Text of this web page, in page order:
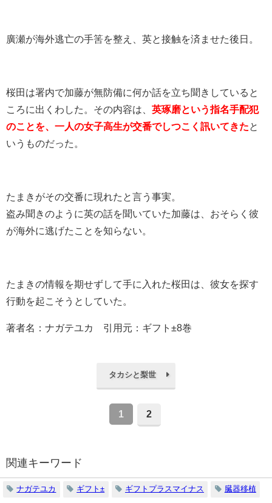
廣瀬が海外逃亡の手筈を整え、英と接触を済ませた後日。
桜田は署内で加藤が無防備に何か話を立ち聞きしていると
ころに出くわした。その内容は、 英琢磨という指名手配犯
のことを、一人の女子高生が交番でしつこく訊いてきた と
いうものだった。
たまきがその交番に現れたと言う事実。
盗み聞きのように英の話を聞いていた加藤は、おそらく彼
が海外に逃げたことを知らない。
たまきの情報を期せずして手に入れた桜田は、彼女を探す
行動を起こそうとしていた。
著者名：ナガテユカ 引用元：ギフト±8巻
タカシと梨世
1 2
関連キーワード
ナガテユカ ギフト± ギフトプラスマイナス 臓器移植